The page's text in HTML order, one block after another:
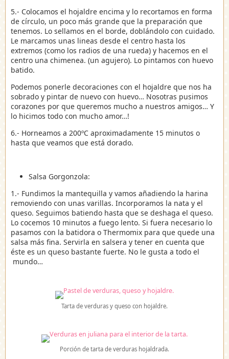
5.- Colocamos el hojaldre encima y lo recortamos en forma
de círculo, un poco más grande que la preparación que
tenemos. Lo sellamos en el borde, doblándolo con cuidado.
Le marcamos unas lineas desde el centro hasta los
extremos (como los radios de una rueda) y hacemos en el
centro una chimenea. (un agujero). Lo pintamos con huevo
batido.
Podemos ponerle decoraciones con el hojaldre que nos ha
sobrado y pintar de nuevo con huevo… Nosotras pusimos
corazones por que queremos mucho a nuestros amigos… Y
lo hicimos todo con mucho amor…!
6.- Horneamos a 200ºC aproximadamente 15 minutos o
hasta que veamos que está dorado.
Salsa Gorgonzola:
1.- Fundimos la mantequilla y vamos añadiendo la harina
removiendo con unas varillas. Incorporamos la nata y el
queso. Seguimos batiendo hasta que se deshaga el queso.
Lo cocemos 10 minutos a fuego lento. Si fuera necesario lo
pasamos con la batidora o Thermomix para que quede una
salsa más fina. Servirla en salsera y tener en cuenta que
éste es un queso bastante fuerte. No le gusta a todo el
mundo…
Tarta de verduras y queso con hojaldre.
Porción de tarta de verduras hojaldrada.